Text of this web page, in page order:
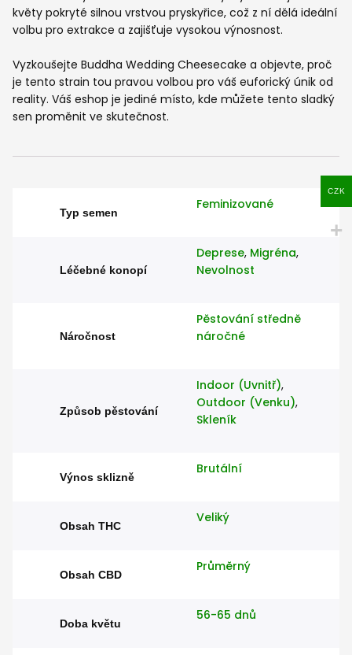
květy pokryté silnou vrstvou pryskyřice, což z ní dělá ideální
volbu pro extrakce a zajišťuje vysokou výnosnost.
Vyzkoušejte Buddha Wedding Cheesecake a objevte, proč
je tento strain tou pravou volbou pro váš euforický únik od
reality. Váš eshop je jediné místo, kde můžete tento sladký
sen proměnit ve skutečnost.
Typ semen
Feminizované
Léčebné konopí
Deprese, Migréna,
Nevolnost
Náročnost
Pěstování středně
náročné
Způsob pěstování
Indoor (Uvnitř),
Outdoor (Venku),
Skleník
Výnos sklizně
Brutální
Obsah THC
Veliký
Obsah CBD
Průměrný
Doba květu
56-65 dnů
CZK